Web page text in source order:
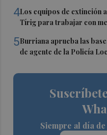
4Los equipos de extinción
Tírig para trabajar con
5Burriana aprueba las
de agente de la Policía
Siempre al día